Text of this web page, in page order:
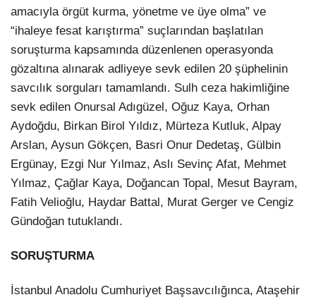
amacıyla örgüt kurma, yönetme ve üye olma” ve
“ihaleye fesat karıştırma” suçlarından başlatılan
soruşturma kapsamında düzenlenen operasyonda
gözaltına alınarak adliyeye sevk edilen 20 şüphelinin
savcılık sorguları tamamlandı. Sulh ceza hakimliğine
sevk edilen Onursal Adıgüzel, Oğuz Kaya, Orhan
Aydoğdu, Birkan Birol Yıldız, Mürteza Kutluk, Alpay
Arslan, Aysun Gökçen, Basri Onur Dedetaş, Gülbin
Ergünay, Ezgi Nur Yılmaz, Aslı Sevinç Afat, Mehmet
Yılmaz, Çağlar Kaya, Doğancan Topal, Mesut Bayram,
Fatih Velioğlu, Haydar Battal, Murat Gerger ve Cengiz
Gündoğan tutuklandı.
SORUŞTURMA
İstanbul Anadolu Cumhuriyet Başsavcılığınca, Ataşehir